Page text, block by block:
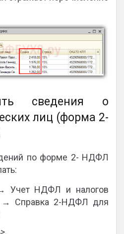
сведения о
лиц (форма 2-
по форме 2- НДФЛ
Учет НДФЛ и налогов
→ Справка 2-НДФЛ для